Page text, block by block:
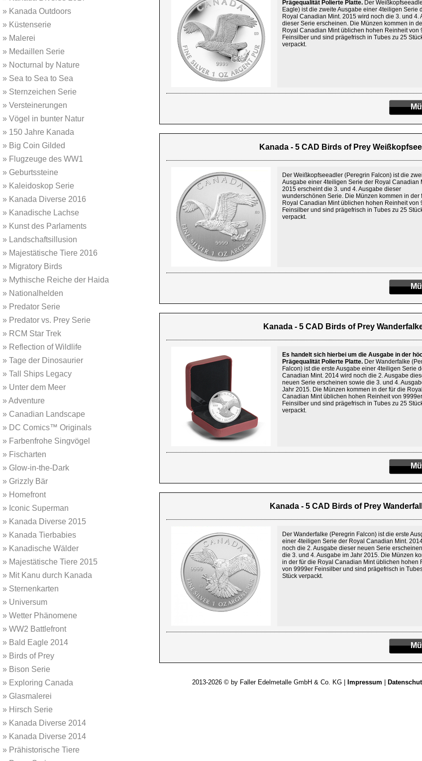
» Kanada Outdoors
» Küstenserie
» Malerei
» Medaillen Serie
» Nocturnal by Nature
» Sea to Sea to Sea
» Sternzeichen Serie
» Versteinerungen
» Vögel in bunter Natur
» 150 Jahre Kanada
» Big Coin Gilded
» Flugzeuge des WW1
» Geburtssteine
» Kaleidoskop Serie
» Kanada Diverse 2016
» Kanadische Lachse
» Kunst des Parlaments
» Landschaftsillusion
» Majestätische Tiere 2016
» Migratory Birds
» Mythische Reiche der Haida
» Nationalhelden
» Predator Serie
» Predator vs. Prey Serie
» RCM Star Trek
» Reflection of Wildlife
» Tage der Dinosaurier
» Tall Ships Legacy
» Unter dem Meer
»Adventure
» Canadian Landscape
» DC Comics™ Originals
» Farbenfrohe Singvögel
» Fischarten
» Glow-in-the-Dark
» Grizzly Bär
» Homefront
» Iconic Superman
» Kanada Diverse 2015
» Kanada Tierbabies
» Kanadische Wälder
» Majestätische Tiere 2015
» Mit Kanu durch Kanada
» Sternenkarten
» Universum
» Wetter Phänomene
» WW2 Battlefront
» Bald Eagle 2014
» Birds of Prey
» Bison Serie
» Exploring Canada
» Glasmalerei
» Hirsch Serie
» Kanada Diverse 2014
» Kanada Diverse 2014
» Prähistorische Tiere
Prägequalität Polierte Platte. Der
Eagle) ist die zweite Ausgabe einer 4teiligen Serie
Royal Canadian Mint. 2015 wird noch die 3. und 4.
dieser Serie erscheinen. Die Münzen kommen in
Royal Canadian Mint üblichen hohen Reinheit von
Feinsilber und sind prägefrisch in Tubes zu 25
verpackt.
Kanada - 5 CAD Birds of Prey
Der Weißkopfseeadler (Peregrin Falcon) ist die
Ausgabe einer 4teiligen Serie der Royal Canadian
2015 erscheint die 3. und 4. Ausgabe dieser
wunderschönen Serie. Die Münzen kommen in der
Royal Canadian Mint üblichen hohen Reinheit von
Feinsilber und sind prägefrisch in Tubes zu 25
verpackt.
Kanada - 5 CAD Birds of Prey
Es handelt sich hierbei um die Ausgabe in der
Prägequalität Polierte Platte. Der Wanderfalke
Falcon) ist die erste Ausgabe einer 4teiligen Serie
Canadian Mint. 2014 wird noch die 2. Ausgabe
neuen Serie erscheinen sowie die 3. und 4.
Jahr 2015. Die Münzen kommen in der für die Royal
Canadian Mint üblichen hohen Reinheit von 9999er
Feinsilber und sind prägefrisch in Tubes zu 25
verpackt.
Kanada - 5 CAD Birds of Prey
Der Wanderfalke (Peregrin Falcon) ist die erste
einer 4teiligen Serie der Royal Canadian Mint.
noch die 2. Ausgabe dieser neuen Serie
die 3. und 4. Ausgabe im Jahr 2015. Die Münzen
in der für die Royal Canadian Mint üblichen hohen
von 9999er Feinsilber und sind prägefrisch in
Stück verpackt.
2013-2026 © by Faller Edelmetalle GmbH & Co. KG | Impressum